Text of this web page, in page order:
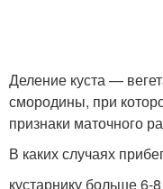
Деление куста —
смородины, при
признаки маточного
В каких случаях
кустарнику больше 6-